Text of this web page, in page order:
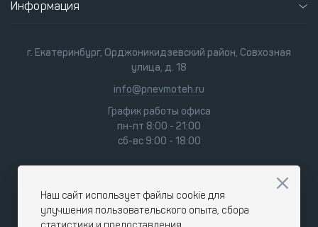
Информация
г. Екатеринбург, Орджоникидзевский район, Совхозная
улица, д. 18
info@pnevmoteh.ru
График работы офиса
пн-пт 8:00 - 21:00
сб-вс 9:00 - 18:00
Наш сайт использует файлы cookie для
улучшения пользовательского опыта, сбора